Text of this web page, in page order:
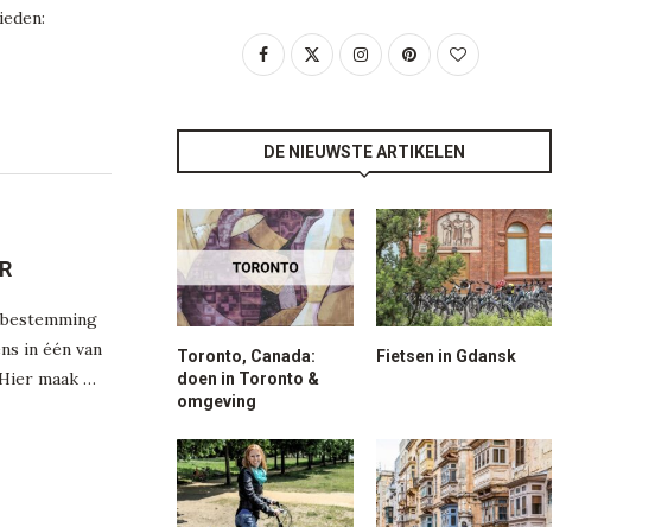
in één van
maak …
DE NIEUWSTE ARTIKELEN
Toronto, Canada:
doen in Toronto &
omgeving
Fietsen in Gdansk